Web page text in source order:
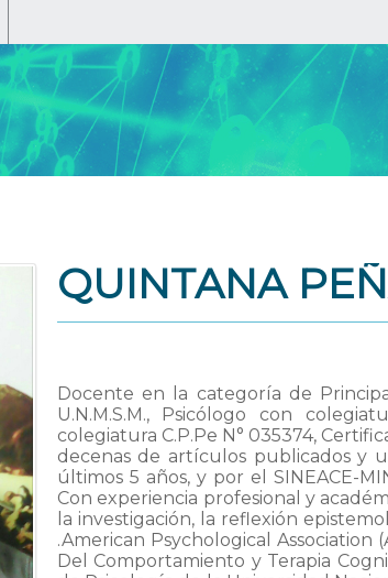
QUINTANA
Docente en la categoría de
U.N.M.S.M., Psicólogo con
colegiatura C.P.Pe N° 035374,
decenas de artículos publicados y
últimos 5 años, y por el SINEACE-
Con experiencia profesional y
la investigación, la reflexión
.American Psychological Association
Del Comportamiento y Terapia